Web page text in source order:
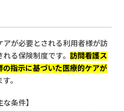
アが必要とされる利用者様が訪
る保険制度です。 訪問看護ス
の指示に基づいた医療的ケアが
。
条件】